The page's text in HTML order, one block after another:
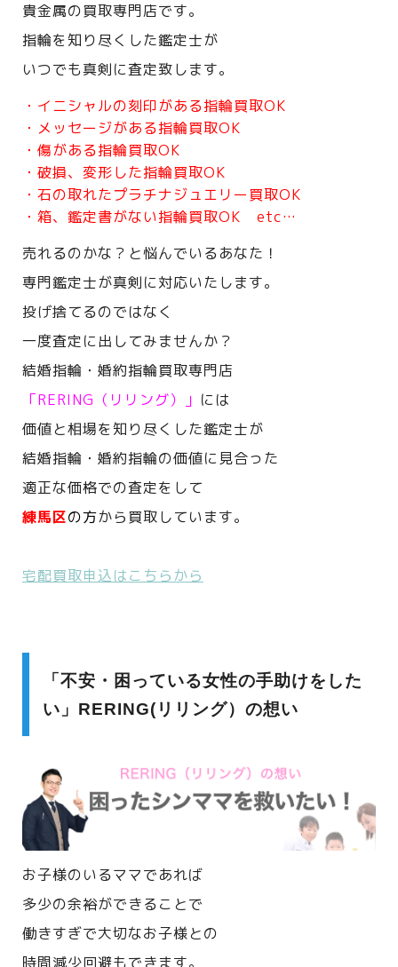
貴金属の買取専門店です。
指輪を知り尽くした鑑定士が
いつでも真剣に査定致します。
・イニシャルの刻印がある指輪買取OK
・メッセージがある指輪買取OK
・傷がある指輪買取OK
・破損、変形した指輪買取OK
・石の取れたプラチナジュエリー買取OK
・箱、鑑定書がない指輪買取OK etc…
売れるのかな？と悩んでいるあなた！
専門鑑定士が真剣に対応いたします。
投げ捨てるのではなく
一度査定に出してみませんか？
結婚指輪・婚約指輪買取専門店
「RERING（リリング）」 には
価値と相場を知り尽くした鑑定士が
結婚指輪・婚約指輪の価値に見合った
適正な価格での査定をして
練馬区の方から買取しています。
宅配買取申込はこちらから
「不安・困っている女性の手助けをした
い」RERING(リリング）の想い
お子様のいるママであれば
多少の余裕ができることで
働きすぎで大切なお子様との
時間減少回避もできます。